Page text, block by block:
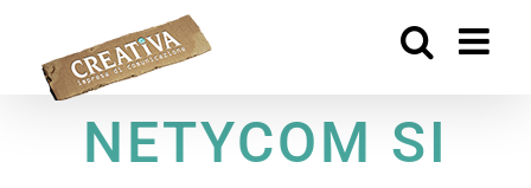
contenuto
NETYCOM SI